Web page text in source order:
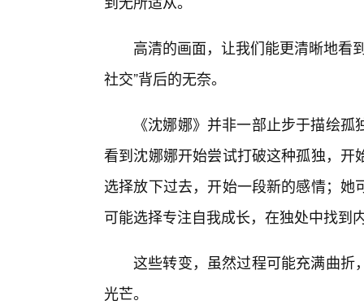
高清的画面，让我们能更清晰地看
社交”背后的无奈。
《沈娜娜》并非一部止步于描绘
看到沈娜娜开始尝试打破这种孤独，
选择放下过去，开始一段新的感情；
可能选择专注自我成长，在独处中找到
这些转变，虽然过程可能充满曲折
光芒。